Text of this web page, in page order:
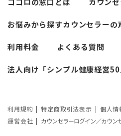
必要なカウンセリン
悩みによるカウンセ
カウンセリングの3つ
事例と効果が薄い事
お悩みから探すカウンセラーの
利用料金 よくある質問
法人向け「シンプル健康経営50
利用規約 特定商取引法表示 個人情
運営会社
カウンセラーログイン／カウン